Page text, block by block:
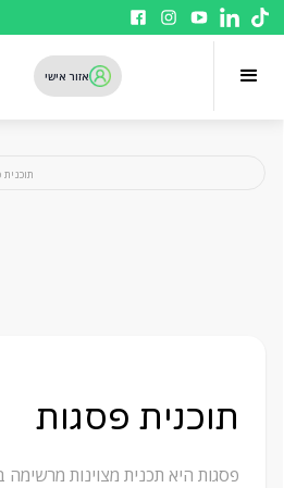
אזור אישי
תוכנית
תוכנית פסגות
פסגות היא תכנית מצוינות מרשימה